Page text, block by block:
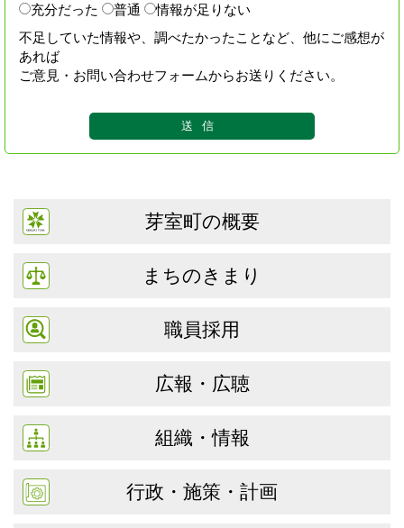
充分だった
普通
情報が足りない
不足していた情報や、調べたかったことなど、他にご感想が
あれば
ご意見・お問い合わせフォームからお送りください。
芽室町の概要
まちのきまり
職員採用
広報・広聴
組織・情報
行政・施策・計画